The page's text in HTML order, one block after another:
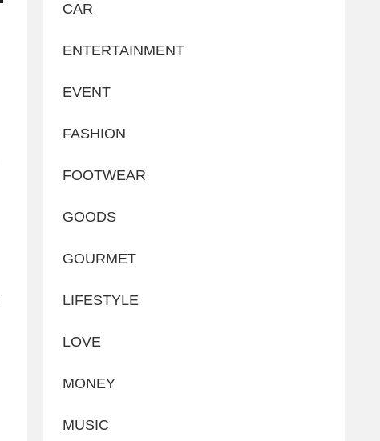
CAR
ENTERTAINMENT
EVENT
FASHION
FOOTWEAR
GOODS
GOURMET
LIFESTYLE
LOVE
MONEY
MUSIC